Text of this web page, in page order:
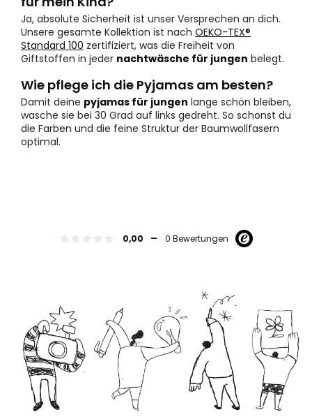
Ja, absolute Sicherheit ist unser Versprechen an dich.
Unsere gesamte Kollektion ist nach OEKO-TEX®
Standard 100 zertifiziert, was die Freiheit von
Giftstoffen in jeder nachtwäsche für jungen belegt.
Wie pflege ich die Pyjamas am besten?
Damit deine pyjamas für jungen lange schön bleiben,
wasche sie bei 30 Grad auf links gedreht. So schonst du
die Farben und die feine Struktur der Baumwollfasern
optimal.
0,00 - 0 Bewertungen